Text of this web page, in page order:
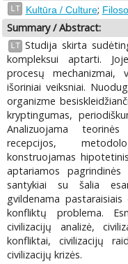
LT Kultūra / Culture;
Summary / Abstract:
LT Studija skirta
kompleksui aptarti.
procesų mechanizmai,
išoriniai veiksniai.
organizme
kryptingumas,
Analizuojama
recepcijos,
konstruojamas
aptariamos
santykiai su šalia
gvildenama
konfliktų problema.
civilizacijų analizė,
konfliktai, civilizacijų
civilizacijų krizės.